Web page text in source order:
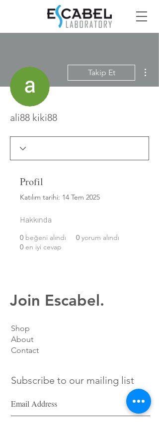
Takip Et
ali88 kiki88
Profil
Katılım tarihi: 14 Tem 2025
Hakkında
0 beğeni alındı 0 yorum alındı
0 en iyi cevap
Join Escabel.
Shop
About
Contact
Subscribe to our mailing list